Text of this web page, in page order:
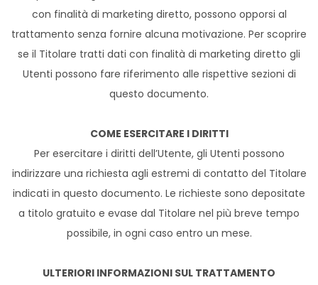
con finalità di marketing diretto, possono opporsi al
trattamento senza fornire alcuna motivazione. Per scoprire
se il Titolare tratti dati con finalità di marketing diretto gli
Utenti possono fare riferimento alle rispettive sezioni di
questo documento.
COME ESERCITARE I DIRITTI
Per esercitare i diritti dell’Utente, gli Utenti possono
indirizzare una richiesta agli estremi di contatto del Titolare
indicati in questo documento. Le richieste sono depositate
a titolo gratuito e evase dal Titolare nel più breve tempo
possibile, in ogni caso entro un mese.
ULTERIORI INFORMAZIONI SUL TRATTAMENTO